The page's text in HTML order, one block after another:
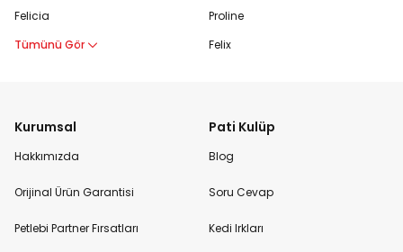
Felicia
Tümünü Gör
Proline
Felix
Kurumsal
Hakkımızda
Orijinal Ürün Garantisi
Petlebi Partner Fırsatları
Pati Kulüp
Blog
Soru Cevap
Kedi Irkları